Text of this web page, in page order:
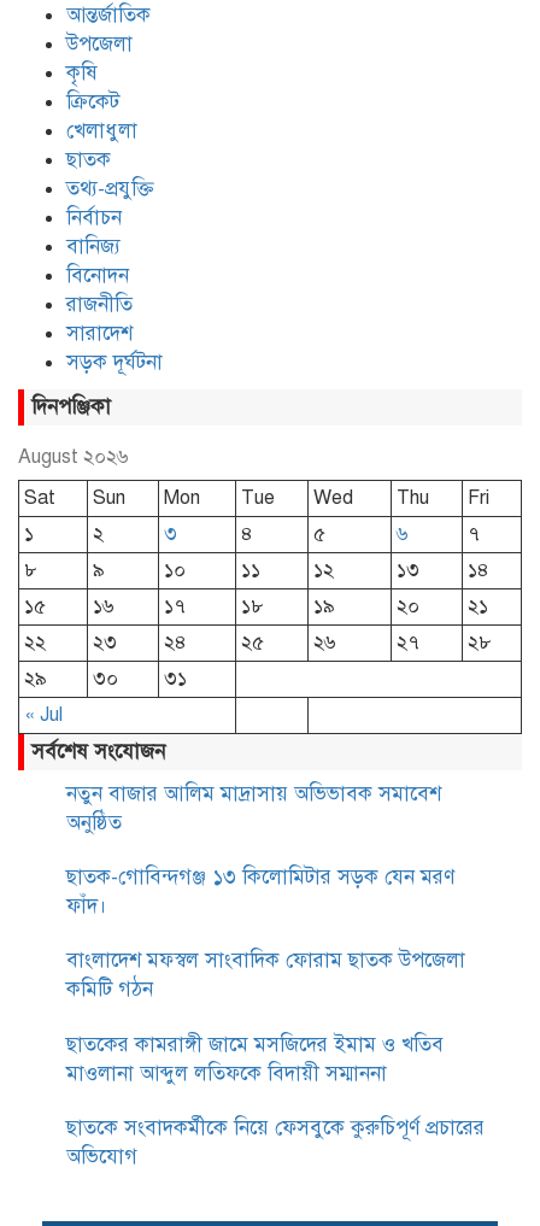
আন্তর্জাতিক
উপজেলা
কৃষি
ক্রিকেট
খেলাধুলা
ছাতক
তথ্য-প্রযুক্তি
নির্বাচন
বানিজ্য
বিনোদন
রাজনীতি
সারাদেশ
সড়ক দূর্ঘটনা
দিনপঞ্জিকা
August ২০২৬
Sat
Sun Mon Tue Wed Thu Fri
« Jul
১ ২ ৩ ৪ ৫ ৬
৭
৮
৯ ১০ ১১ ১২ ১৩
১৪
১৫
১৬ ১৭ ১৮ ১৯ ২০
২১
২২
২৩ ২৪ ২৫ ২৬ ২৭
২৮
২৯
৩০ ৩১
সর্বশেষ সংযোজন
নতুন বাজার আলিম মাদ্রাসায় অভিভাবক সমাবেশ
অনুষ্ঠিত
ছাতক-গোবিন্দগঞ্জ ১৩ কিলোমিটার সড়ক যেন মরণ
ফাঁদ।
বাংলাদেশ মফস্বল সাংবাদিক ফোরাম ছাতক উপজেলা
কমিটি গঠন
ছাতকের কামরাঙ্গী জামে মসজিদের ইমাম ও খতিব
মাওলানা আব্দুল লতিফকে বিদায়ী সম্মাননা
ছাতকে সংবাদকর্মীকে নিয়ে ফেসবুকে কুরুচিপূর্ণ প্রচারের
অভিযোগ